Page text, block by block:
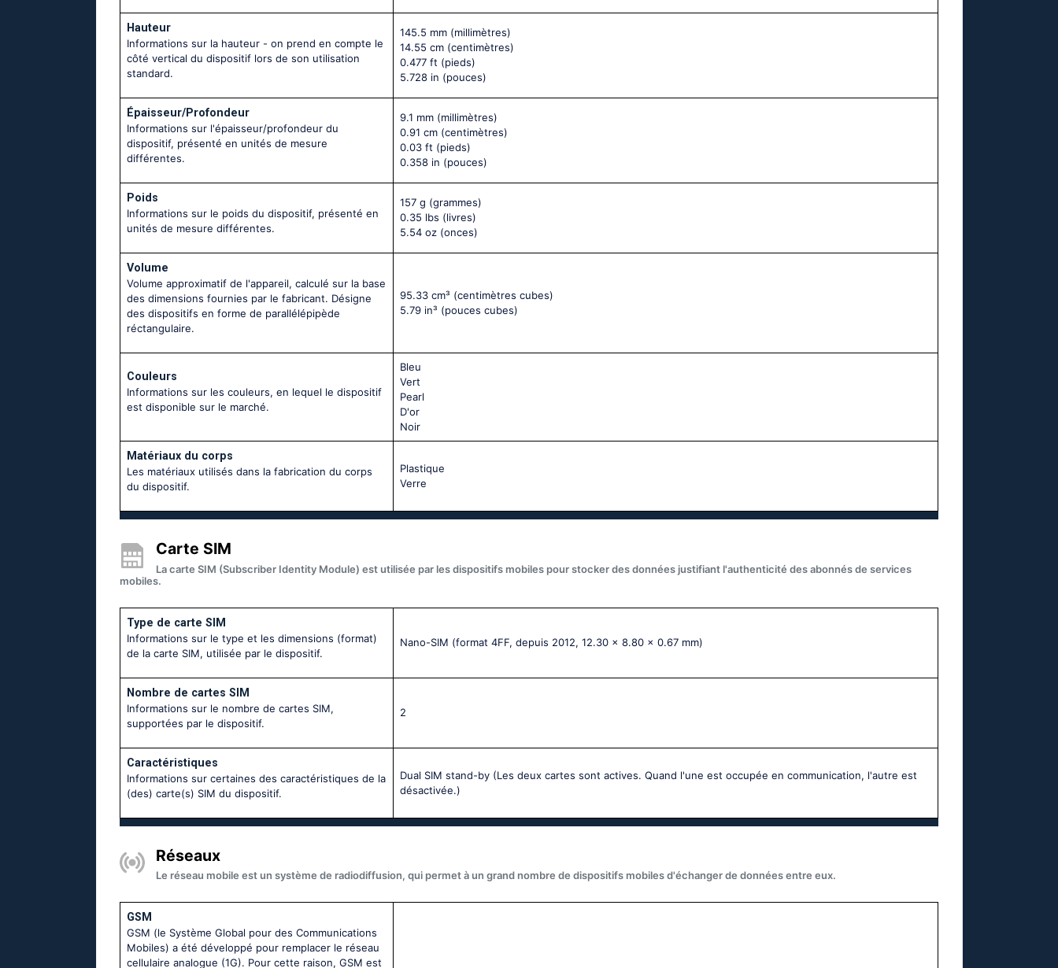
Hauteur
Informations sur la hauteur - on prend en compte le
côté vertical du dispositif lors de son utilisation
standard.
145.5 mm (millimètres)
14.55 cm (centimètres)
0.477 ft (pieds)
5.728 in (pouces)
Épaisseur/Profondeur
Informations sur l'épaisseur/profondeur du
dispositif, présenté en unités de mesure
différentes.
9.1 mm (millimètres)
0.91 cm (centimètres)
0.03 ft (pieds)
0.358 in (pouces)
Poids
Informations sur le poids du dispositif, présenté en
unités de mesure différentes.
157 g (grammes)
0.35 lbs (livres)
5.54 oz (onces)
Volume
Volume approximatif de l'appareil, calculé sur la base
des dimensions fournies par le fabricant. Désigne
des dispositifs en forme de parallélépipède
réctangulaire.
95.33 cm³ (centimètres cubes)
5.79 in³ (pouces cubes)
Couleurs
Informations sur les couleurs, en lequel le dispositif
est disponible sur le marché.
Bleu
Vert
Pearl
D'or
Noir
Matériaux du corps
Les matériaux utilisés dans la fabrication du corps
du dispositif.
Plastique
Verre
Carte SIM
La carte SIM (Subscriber Identity Module) est utilisée par les dispositifs mobiles pour stocker des données justifiant l'authenticité des abonnés de services
mobiles.
Type de carte SIM
Informations sur le type et les dimensions (format)
de la carte SIM, utilisée par le dispositif.
Nano-SIM (format 4FF, depuis 2012, 12.30 x 8.80 x 0.67 mm)
Nombre de cartes SIM
Informations sur le nombre de cartes SIM,
supportées par le dispositif.
2
Caractéristiques
Informations sur certaines des caractéristiques de la
(des) carte(s) SIM du dispositif.
Dual SIM stand-by (Les deux cartes sont actives. Quand l'une est occupée en communication, l'autre est
désactivée.)
Réseaux
Le réseau mobile est un système de radiodiffusion, qui permet à un grand nombre de dispositifs mobiles d'échanger de données entre eux.
GSM
GSM (le Système Global pour des Communications
Mobiles) a été développé pour remplacer le réseau
cellulaire analogue (1G). Pour cette raison, GSM est